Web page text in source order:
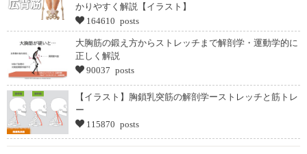
かりやすく解説【イラスト】
164610 posts
大胸筋の鍛え方からストレッチまで解剖学・運動学的に
正しく解説
90037 posts
【イラスト】胸鎖乳突筋の解剖学ーストレッチと筋トレ
ー
115870 posts